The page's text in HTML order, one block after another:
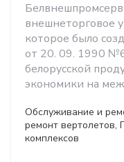
внешнеторговое
которое было
от 20. 09. 1990
белорусской
экономики на
Обслуживание и
ремонт вертолетов,
комплексов